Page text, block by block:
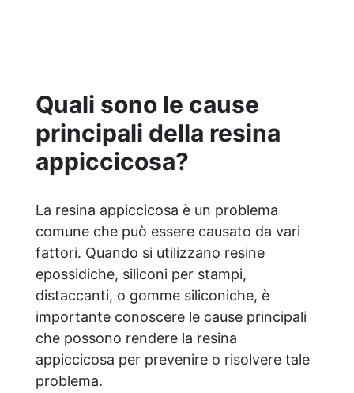
graffi e umidità.
Quali sono le cause
principali della resina
appiccicosa?
La resina appiccicosa è un problema
comune che può essere causato da vari
fattori. Quando si utilizzano resine
epossidiche, siliconi per stampi,
distaccanti, o gomme siliconiche, è
importante conoscere le cause principali
che possono rendere la resina
appiccicosa per prevenire o risolvere tale
problema.